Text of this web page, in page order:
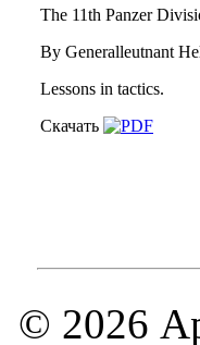
The 11th Panzer
By Generalleutnant
Lessons in tactics.
Скачать
© 2026